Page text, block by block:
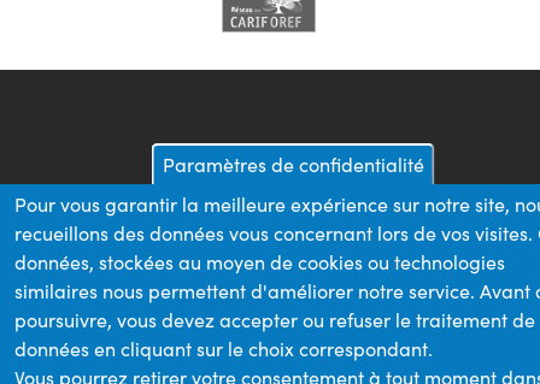
Paramètres de confidentialité
Pour vous garantir la meilleure expérience sur notre site,
recueillons des données vous concernant lors de vos visites.
données, stockées au moyen de cookies ou technologies
similaires nous permettent d'améliorer notre service. Avant
poursuivre, vous devez accepter ou refuser le traitement de
données en cliquant sur le choix correspondant.
Vous pourrez retirer votre consentement à tout moment